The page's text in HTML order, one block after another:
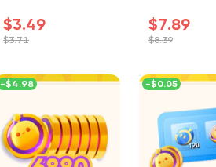
$3.49
$3.71
$7.89
$8.39
-$4.98 -$0.05